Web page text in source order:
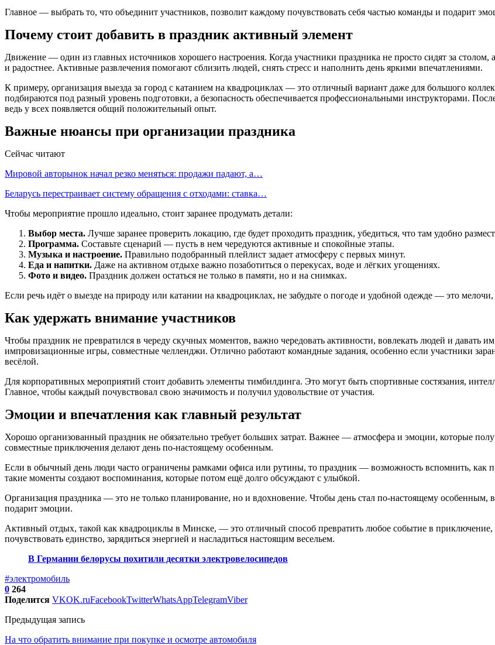
Главное — выбрать то, что объединит участников, позволит каждому почувствовать себя частью команды и подарит
Почему стоит добавить в праздник активный элемент
Движение — один из главных источников хорошего настроения. Когда участники праздника не просто сидят за столом,
и радостнее. Активные развлечения помогают сблизить людей, снять стресс и наполнить день яркими впечатлениями.
К примеру, организация выезда за город с катанием на квадроциклах — это отличный вариант даже для большого
подбираются под разный уровень подготовки, а безопасность обеспечивается профессиональными инструкторами.
ведь у всех появляется общий положительный опыт.
Важные нюансы при организации праздника
Сейчас читают
Мировой авторынок начал резко меняться: продажи падают, а…
Беларусь перестраивает систему обращения с отходами: ставка…
Чтобы мероприятие прошло идеально, стоит заранее продумать детали:
Выбор места. Лучше заранее проверить локацию, где будет проходить праздник, убедиться, что там удобно
Программа. Составьте сценарий — пусть в нем чередуются активные и спокойные этапы.
Музыка и настроение. Правильно подобранный плейлист задает атмосферу с первых минут.
Еда и напитки. Даже на активном отдыхе важно позаботиться о перекусах, воде и лёгких угощениях.
Фото и видео. Праздник должен остаться не только в памяти, но и на снимках.
Если речь идёт о выезде на природу или катании на квадроциклах, не забудьте о погоде и удобной одежде — это
Как удержать внимание участников
Чтобы праздник не превратился в череду скучных моментов, важно чередовать активности, вовлекать людей и давать
импровизационные игры, совместные челленджи. Отлично работают командные задания, особенно если участники
весёлой.
Для корпоративных мероприятий стоит добавить элементы тимбилдинга. Это могут быть спортивные состязания,
Главное, чтобы каждый почувствовал свою значимость и получил удовольствие от участия.
Эмоции и впечатления как главный результат
Хорошо организованный праздник не обязательно требует больших затрат. Важнее — атмосфера и эмоции, которые
совместные приключения делают день по-настоящему особенным.
Если в обычный день люди часто ограничены рамками офиса или рутины, то праздник — возможность вспомнить, как
такие моменты создают воспоминания, которые потом ещё долго обсуждают с улыбкой.
Организация праздника — это не только планирование, но и вдохновение. Чтобы день стал по-настоящему особенным,
подарит эмоции.
Активный отдых, такой как квадроциклы в Минске, — это отличный способ превратить любое событие в
почувствовать единство, зарядиться энергией и насладиться настоящим весельем.
В Германии белорусы похитили десятки электровелосипедов
#электромобиль
0 264
Поделится VKOK.ruFacebookTwitterWhatsAppTelegramViber
Предыдущая запись
На что обратить внимание при покупке и осмотре автомобиля